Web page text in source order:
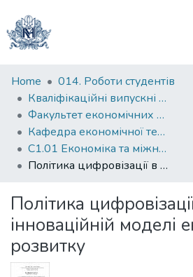
Communities
&
Collections
All of DSpace
Home
014. Роботи студентів
Кваліфікаційні випускні роботи здобувачів вищої освіти бакалаврських програм
Факультет економічних наук
Кафедра економічної теорії
С1.01 Економіка та міжнародні економічні відносини (економіка)
Політика цифровізації в інноваційній моделі економічного розвитку
Політика
інноваційній моделі
розвитку